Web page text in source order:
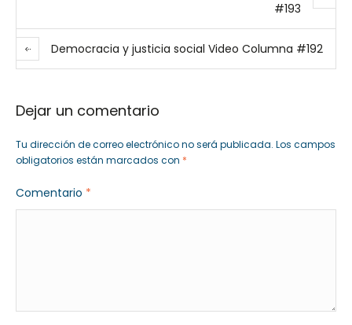
#193
Democracia y justicia social Video Columna #192
Dejar un comentario
Tu dirección de correo electrónico no será publicada. Los campos
obligatorios están marcados con *
Comentario *